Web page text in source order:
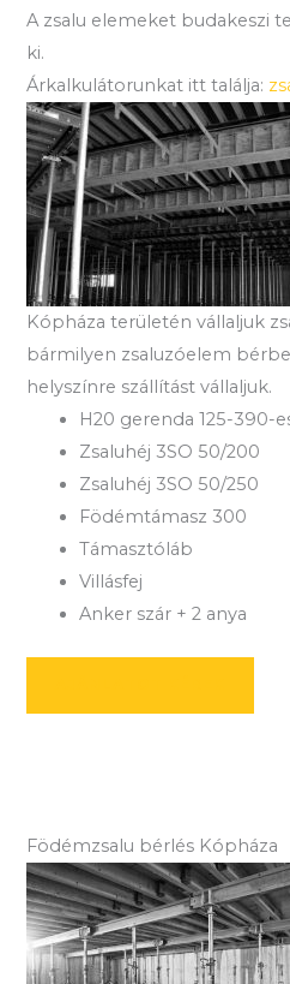
A zsalu elemeket budakeszi
ki.
Árkalkulátorunkat itt találja:
Kópháza területén vállaljuk
bármilyen zsaluzóelem
helyszínre szállítást vállaljuk.
H20 gerenda 125-390-
Zsaluhéj 3SO 50/200
Zsaluhéj 3SO 50/250
Födémtámasz 300
Támasztóláb
Villásfej
Anker szár + 2 anya
Födémzsalu bérlés Kópháza